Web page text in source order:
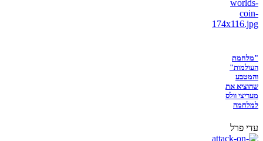
"מלחמת
העולמות"
והמטבע
שהוציא את
מעריצי וולס
למלחמה
עדי פרל